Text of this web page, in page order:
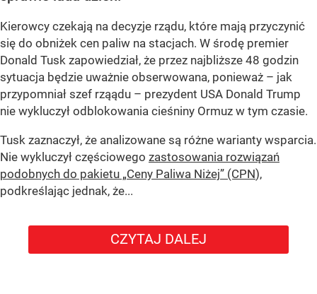
Kierowcy czekają na decyzje rządu, które mają przyczynić
się do obniżek cen paliw na stacjach. W środę premier
Donald Tusk zapowiedział, że przez najbliższe 48 godzin
sytuacja będzie uważnie obserwowana, ponieważ – jak
przypomniał szef rząądu – prezydent USA Donald Trump
nie wykluczył odblokowania cieśniny Ormuz w tym czasie.
Tusk zaznaczył, że analizowane są różne warianty wsparcia.
Nie wykluczył częściowego zastosowania rozwiązań
podobnych do pakietu „Ceny Paliwa Niżej” (CPN),
podkreślając jednak, że...
CZYTAJ DALEJ